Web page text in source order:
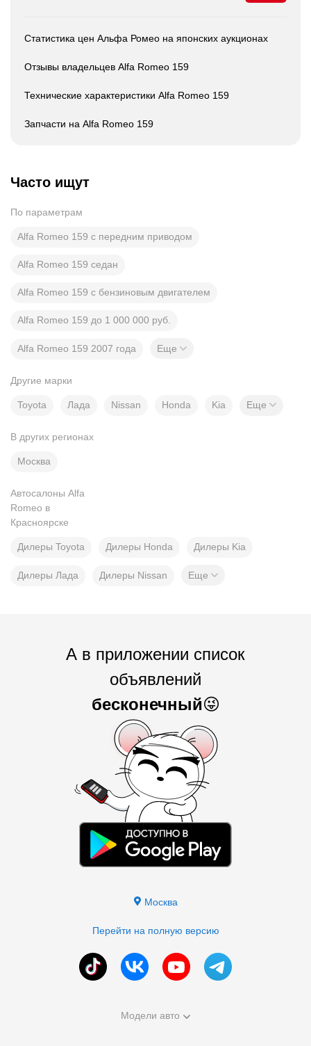
Статистика цен Альфа Ромео на японских аукционах
Отзывы владельцев Alfa Romeo 159
Технические характеристики Alfa Romeo 159
Запчасти на Alfa Romeo 159
Часто ищут
По параметрам
Alfa Romeo 159 с передним приводом
Alfa Romeo 159 седан
Alfa Romeo 159 с бензиновым двигателем
Alfa Romeo 159 до 1 000 000 руб.
Alfa Romeo 159 2007 года Еще
Другие марки
Toyota Лада Nissan Honda Kia Еще
В других регионах
Москва
Автосалоны Alfa
Romeo в
Красноярске
Дилеры Toyota Дилеры Honda Дилеры Kia
Дилеры Лада Дилеры Nissan Еще
А в приложении список
объявлений
бесконечный😜
Москва
Перейти на полную версию
Модели авто